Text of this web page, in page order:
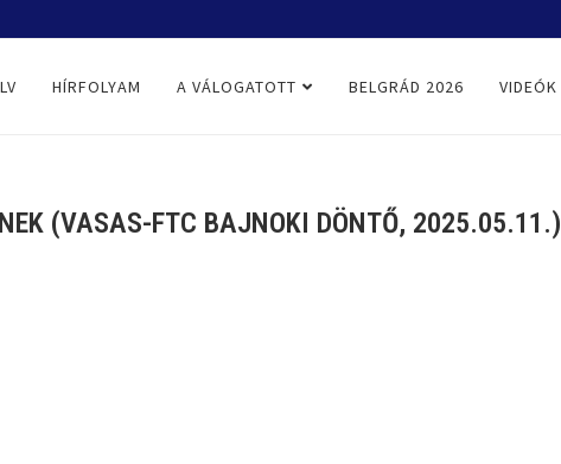
HÍRFOLYAM A VÁLOGATOTT BELGRÁD 2026 VIDEÓK
(VASAS-FTC BAJNOKI DÖNTŐ, 2025.05.11.)